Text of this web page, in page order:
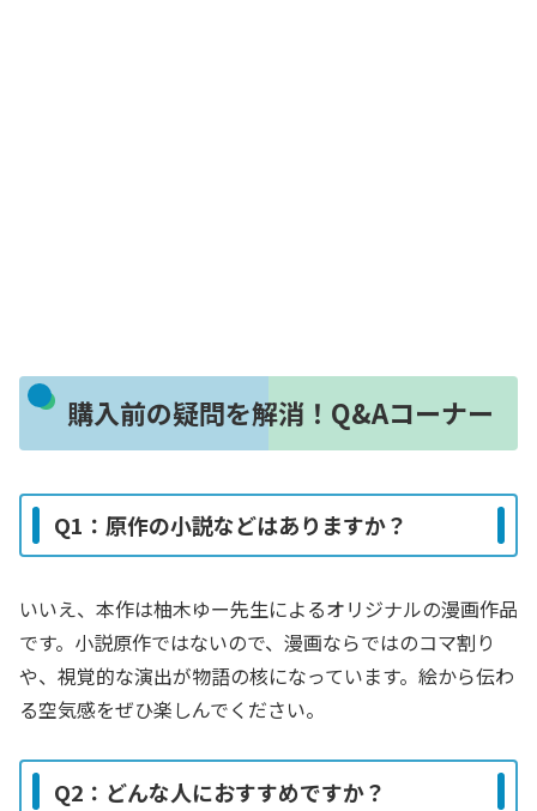
購入前の疑問を解消！Q&Aコーナー
Q1：原作の小説などはありますか？
いいえ、本作は柚木ゆー先生によるオリジナルの漫画作品
です。小説原作ではないので、漫画ならではのコマ割り
や、視覚的な演出が物語の核になっています。絵から伝わ
る空気感をぜひ楽しんでください。
Q2：どんな人におすすめですか？